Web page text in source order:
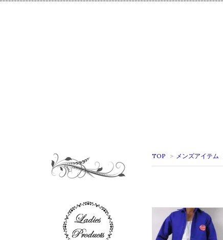
TOP > メンズアイテム